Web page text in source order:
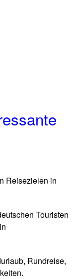
Reisezielen in
Touristen
Rundreise,